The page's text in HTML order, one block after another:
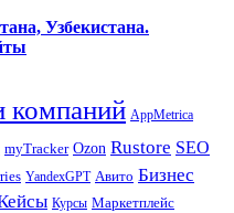
Узбекистана.
компаний AppMetrica
myTracker Ozon Rustore SEO
YandexGPT Авито Бизнес
Курсы Маркетплейс